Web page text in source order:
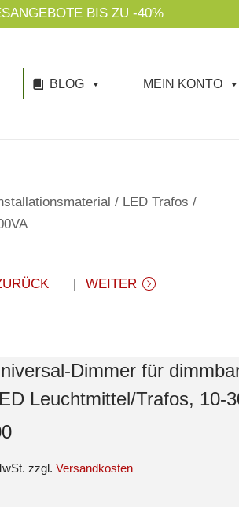
BIS ZU -40%
BLOG MEIN KONTO
/ LED Trafos /
WEITER
Dimmer für
Leuchtmittel/Trafos, 10-
zzgl. Versandkosten